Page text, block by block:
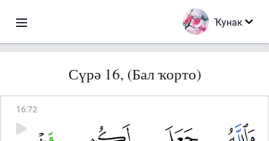
Ҡунак
Сүрә 16, (Бал ҡорто)
16:72